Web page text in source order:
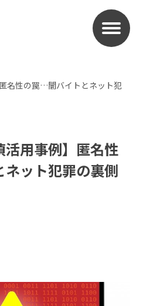
名性の罠…闇バイトとネット犯
活用事例】匿名性
ット犯罪の裏側